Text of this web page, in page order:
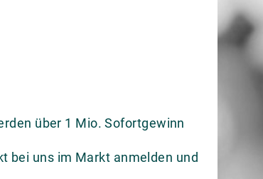
über 1 Mio. Sofortgewinn
bei uns im Markt anmelden und